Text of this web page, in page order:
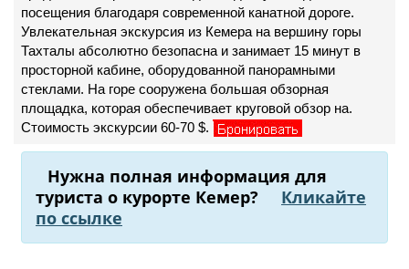
посещения благодаря современной канатной дороге.
Увлекательная экскурсия из Кемера на вершину горы
Тахталы абсолютно безопасна и занимает 15 минут в
просторной кабине, оборудованной панорамными
стеклами. На горе сооружена большая обзорная
площадка, которая обеспечивает круговой обзор на.
Стоимость экскурсии 60-70 $.
Нужна полная информация для
туриста о курорте Кемер?
Кликайте
по ссылке